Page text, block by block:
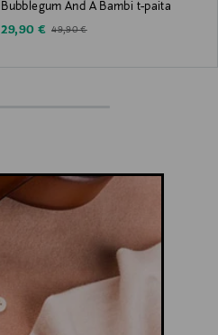
Bubblegum And A Bambi t-paita
Discounted Price
29,90 € Original Price
49,90 €